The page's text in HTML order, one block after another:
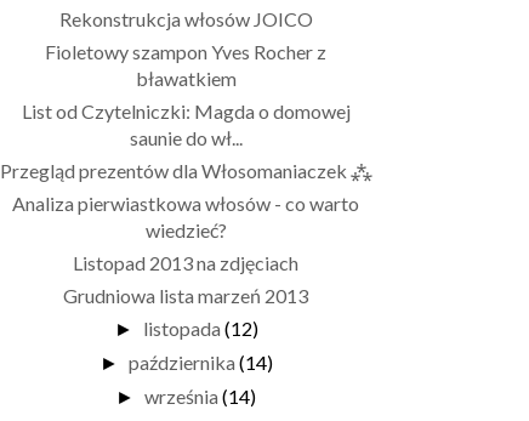
Rekonstrukcja włosów JOICO
Fioletowy szampon Yves Rocher z
bławatkiem
List od Czytelniczki: Magda o domowej
saunie do wł...
Przegląd prezentów dla Włosomaniaczek ⁂
Analiza pierwiastkowa włosów - co warto
wiedzieć?
Listopad 2013 na zdjęciach
Grudniowa lista marzeń 2013
► listopada (12)
► października (14)
► września (14)